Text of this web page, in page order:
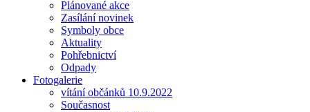
Plánované akce
Zasílání novinek
Symboly obce
Aktuality
Pohřebnictví
Odpady
Fotogalerie
vítání občánků 10.9.2022
Současnost